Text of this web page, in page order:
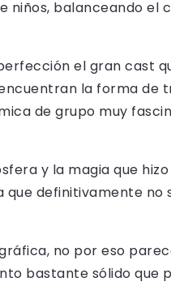
niños, balanceando el
el gran cast
la forma de
de grupo muy
y la magia que
definitivamente no
no por eso
bastante sólido que